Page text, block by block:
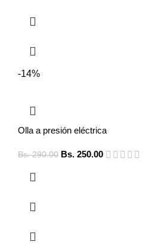
-14%
Olla a presión eléctrica
Bs.290.00 Bs. 250.00